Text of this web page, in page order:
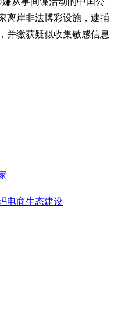
离岸非法博彩设施，逮捕
并缴获疑似收集敏感信息
电商生态建设